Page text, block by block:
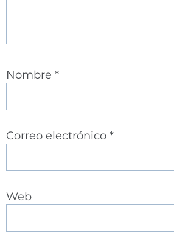
Nombre *
Correo electrónico *
Web